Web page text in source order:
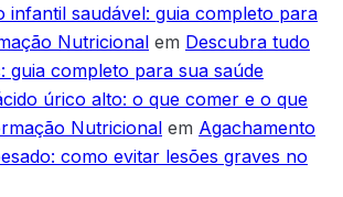
infantil saudável: guia completo para
Nutricional em Descubra tudo
guia completo para sua saúde
úrico alto: o que comer e o que
Nutricional em Agachamento
como evitar lesões graves no